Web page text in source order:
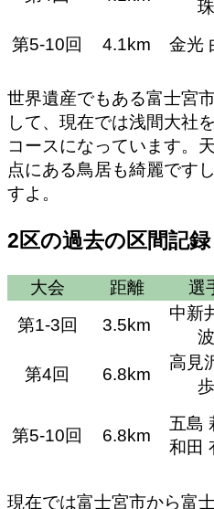
珠
第5-10回 4.1km 金光
世界遺産でもある富士宮
して、現在では浅間大社
コースになっています。
点にある鳥居も綺麗です
すよ。
2区の過去の区間記録
大会 距離 選
第1-3回
3.5km
中新
波
第4回 6.8km
高見
歩
第5-10回 6.8km
五島
和田
現在では富士宮市から富